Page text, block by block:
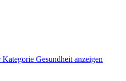
Gesundheit anzeigen